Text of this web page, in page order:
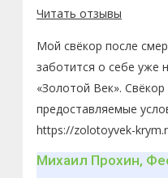
Читать отзывы
Мой свёкор после
заботится о себе уже
«Золотой Век».
предоставляемые
https://zolotoyvek-
Михаил Прохин,